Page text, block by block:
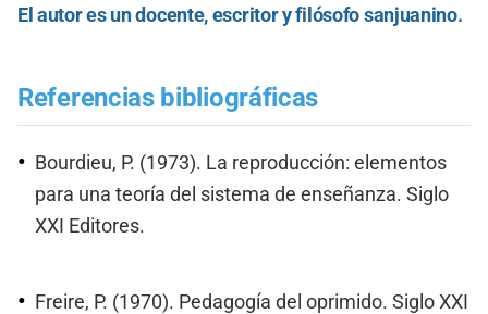
El autor es un docente, escritor y filósofo sanjuanino.
Referencias bibliográficas
Bourdieu, P. (1973). La reproducción: elementos
para una teoría del sistema de enseñanza. Siglo
XXI Editores.
Freire, P. (1970). Pedagogía del oprimido. Siglo XXI